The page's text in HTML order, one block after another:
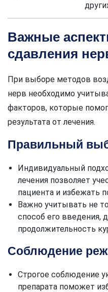
Важные
сдавления
При выборе методов
нерв необходимо
факторов, которые
результата от лечения.
Правильный
Индивидуальный
лечения позволяет
пациента и избежать
Важно учитывать не
способ его введения,
продолжительность
Соблюдение
Строгое соблюдение
препарата поможет